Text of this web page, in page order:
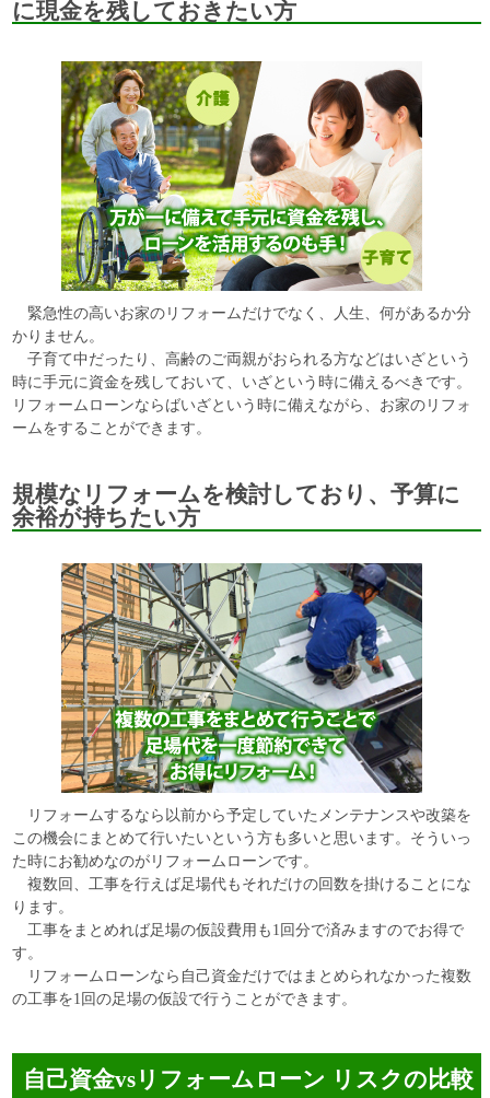
に現金を残しておきたい方
緊急性の高いお家のリフォームだけでなく、人生、何があるか分
かりません。
子育て中だったり、高齢のご両親がおられる方などはいざという
時に手元に資金を残しておいて、いざという時に備えるべきです。
リフォームローンならばいざという時に備えながら、お家のリフォ
ームをすることができます。
規模なリフォームを検討しており、予算に
余裕が持ちたい方
リフォームするなら以前から予定していたメンテナンスや改築を
この機会にまとめて行いたいという方も多いと思います。そういっ
た時にお勧めなのがリフォームローンです。
複数回、工事を行えば足場代もそれだけの回数を掛けることにな
ります。
工事をまとめれば足場の仮設費用も1回分で済みますのでお得で
す。
リフォームローンなら自己資金だけではまとめられなかった複数
の工事を1回の足場の仮設で行うことができます。
自己資金vsリフォームローン リスクの比較